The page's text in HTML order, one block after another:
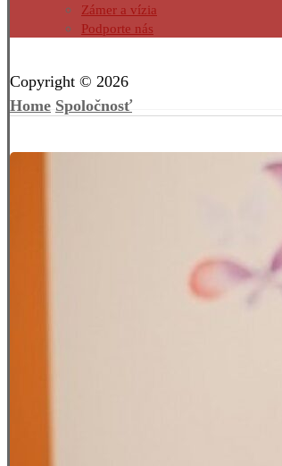
Zámer a vízia
Podporte nás
Copyright © 2026
Home Spoločnosť